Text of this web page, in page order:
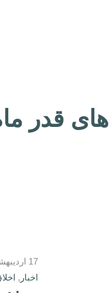
قدر ماه
17 اردیبهشت, 1400
اخبار ,